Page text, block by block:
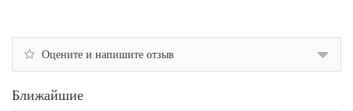
Оцените и напишите отзыв
Ближайшие